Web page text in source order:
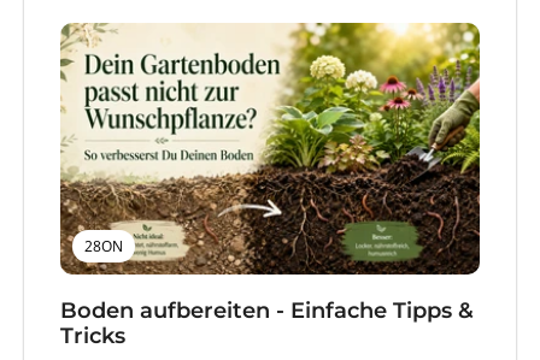
28ON
Boden aufbereiten - Einfache Tipps &
Tricks